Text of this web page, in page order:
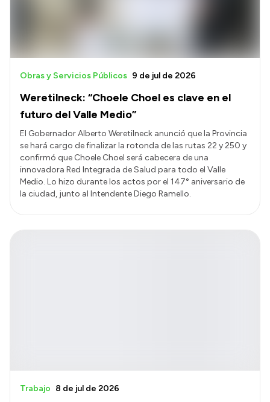
Weretilneck: “Choele Choel es clave en el
futuro del Valle Medio”
Obras y Servicios Públicos 9 de jul de 2026
El Gobernador Alberto Weretilneck anunció que la Provincia
se hará cargo de finalizar la rotonda de las rutas 22 y 250 y
confirmó que Choele Choel será cabecera de una
innovadora Red Integrada de Salud para todo el Valle
Medio. Lo hizo durante los actos por el 147° aniversario de
la ciudad, junto al Intendente Diego Ramello.
Trabajo 8 de jul de 2026